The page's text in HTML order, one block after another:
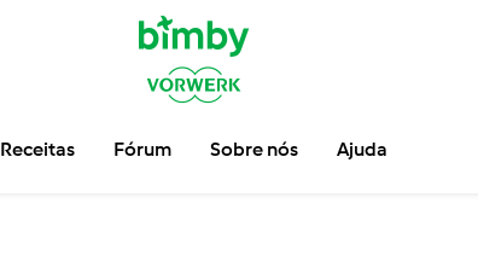
Receitas Fórum Sobre nós Ajuda